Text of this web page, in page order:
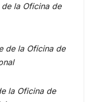
la Oficina de
de la Oficina de
la Oficina de